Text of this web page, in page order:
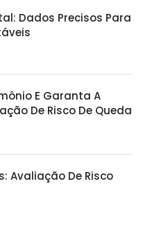
Dados Precisos Para
E Garanta A
De Risco De Queda
Avaliação De Risco